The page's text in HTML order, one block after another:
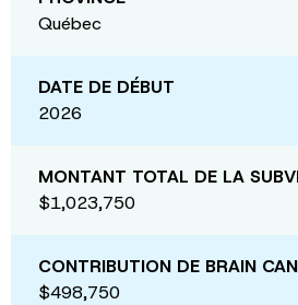
Québec
DATE DE DÉBUT
2026
MONTANT TOTAL DE LA
$1,023,750
CONTRIBUTION DE BRAIN
$498,750